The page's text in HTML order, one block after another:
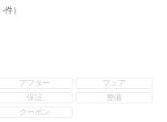
-件）
アフター
フェア
保証
整備
クーポン